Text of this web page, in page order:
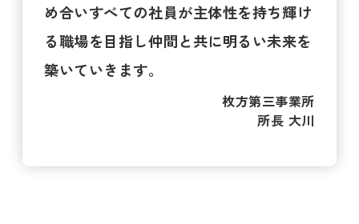
め合いすべての社員が主体性を持ち輝け
る職場を目指し仲間と共に明るい未来を
築いていきます。
枚方第三事業所
所長 大川